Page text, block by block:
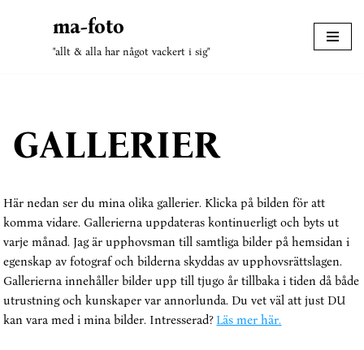
ma-foto
"allt & alla har något vackert i sig"
GALLERIER
Här nedan ser du mina olika gallerier. Klicka på bilden för att
komma vidare. Gallerierna uppdateras kontinuerligt och byts ut
varje månad. Jag är upphovsman till samtliga bilder på hemsidan i
egenskap av fotograf och bilderna skyddas av upphovsrättslagen.
Gallerierna innehåller bilder upp till tjugo år tillbaka i tiden då både
utrustning och kunskaper var annorlunda. Du vet väl att just DU
kan vara med i mina bilder. Intresserad?Läs mer här.